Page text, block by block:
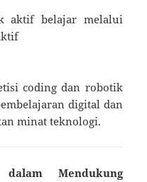
aktif belajar melalui
coding dan robotik
digital dan
minat teknologi.
Mendukung